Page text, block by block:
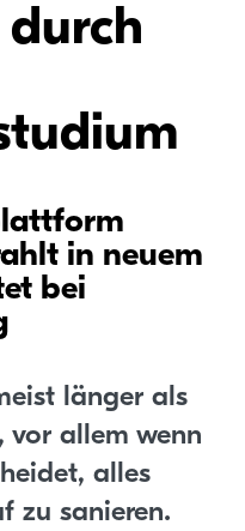
in neuem
bei
länger als
vor allem wenn
alles
zu sanieren.